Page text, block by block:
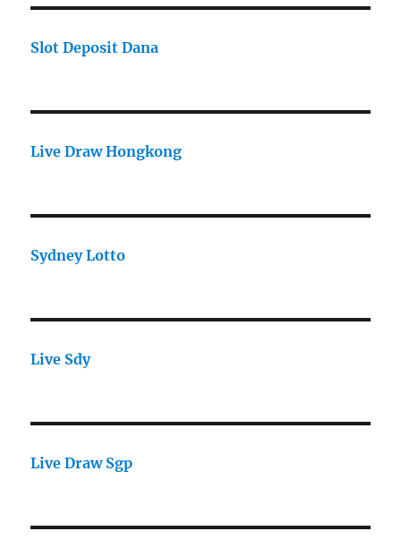
Slot Deposit Dana
Live Draw Hongkong
Sydney Lotto
Live Sdy
Live Draw Sgp